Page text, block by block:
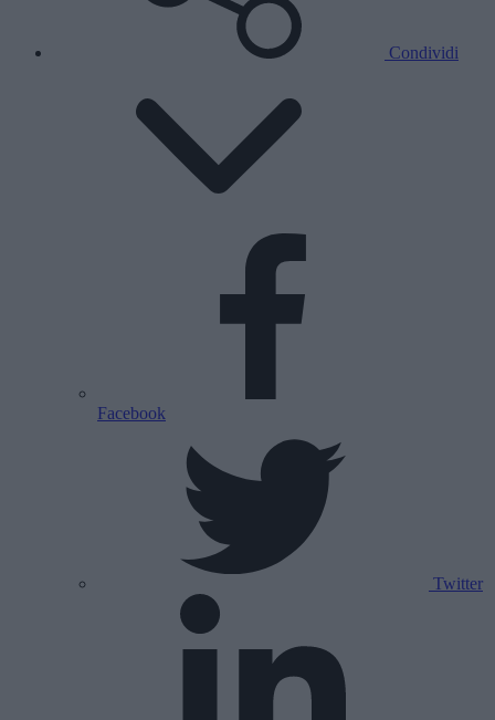
Condividi
Facebook
Twitter